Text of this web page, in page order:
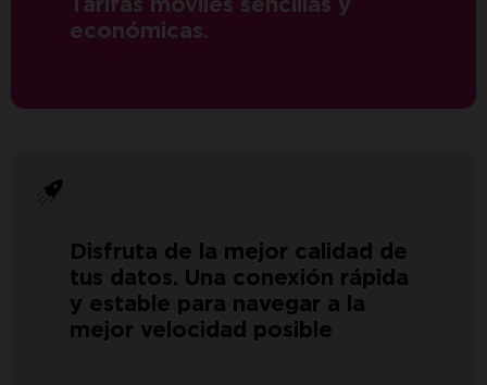
Tarifas móviles sencillas y
económicas.
Disfruta de la mejor calidad de
tus datos. Una conexión rápida
y estable para navegar a la
mejor velocidad posible